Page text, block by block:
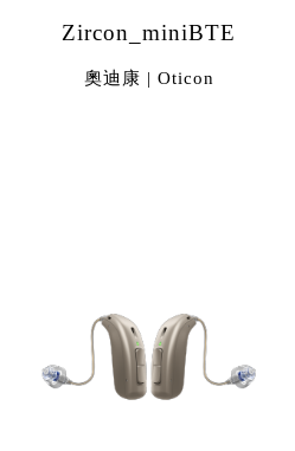
Zircon_miniBTE
奧迪康 | Oticon